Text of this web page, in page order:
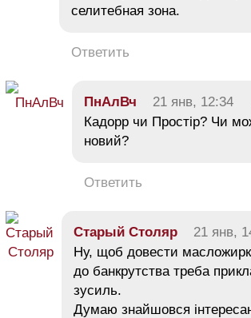
селитебная зона.
Ответить
ПнАлВч 21 янв, 12:34
Кадорр чи Простір? Чи
новий?
Ответить
Старый Столяр 21 янв,
Ну, щоб довести
до банкрутства треба
зусиль.
Думаю знайшовся